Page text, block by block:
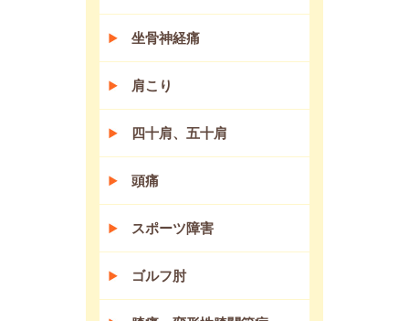
坐骨神経痛
肩こり
四十肩、五十肩
頭痛
スポーツ障害
ゴルフ肘